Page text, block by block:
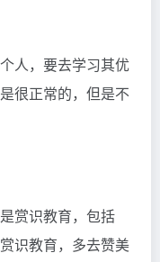
人，要去学习其优
很正常的，但是不
赏识教育，包括
识教育，多去赞美